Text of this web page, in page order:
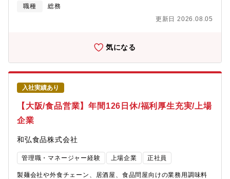
署】管理本部 総務人事部【ポジションの魅力】株主総会など、経
持って業務改善・体制構築にも関与いただけます。安定した経営
境です。管理部門として幅広い経験を積みながら、将来的にはリ
ーダー・管理職へのキャリアアップも可能です。
職種
総務
更新日 2026.08.05
気になる
入社実績あり
【大阪/食品営業】年間126日休/福利厚生充実/上場
企業
和弘食品株式会社
管理職・マネージャー経験 上場企業 正社員
製麺会社や外食チェーン、居酒屋、食品問屋向けの業務用調味料